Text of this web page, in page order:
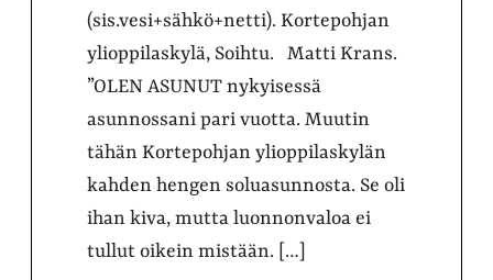
(sis.vesi+sähkö+netti). Kortepohjan
ylioppilaskylä, Soihtu. Matti Krans.
”OLEN ASUNUT nykyisessä
asunnossani pari vuotta. Muutin
tähän Kortepohjan ylioppilaskylän
kahden hengen soluasunnosta. Se oli
ihan kiva, mutta luonnonvaloa ei
tullut oikein mistään. […]